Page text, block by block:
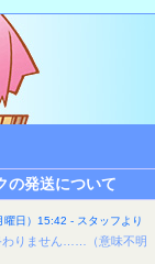
の発送について
日）15:42 - スタッフより
りません……（意味不明